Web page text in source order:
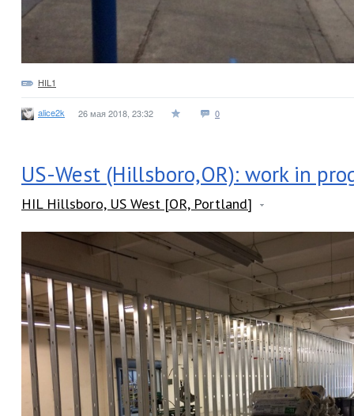
HIL1
alice2k 26 мая 2018, 23:32 0
US-West (Hillsboro,OR): work in
HIL Hillsboro, US West [OR, Portland]